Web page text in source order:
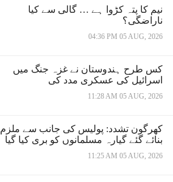
نیم کا پتہ کڑوا ہے … گالی سے کیا
ناراضگی؟
04:36 PM 05 AUG, 2026
کس طرح ہندوستان نے غزہ جنگ میں
اسرائیل کی عسکری مدد کی
11:28 AM 05 AUG, 2026
کھرگون تشدد: پولیس کی جانب سے ملزم
بنائے گئے گیارہ مسلمانوں کو بری کیا گیا
11:25 AM 05 AUG, 2026